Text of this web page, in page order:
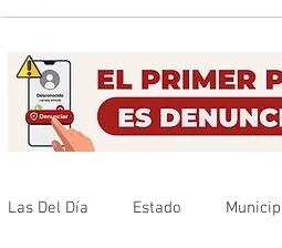
Las Del Día Estado